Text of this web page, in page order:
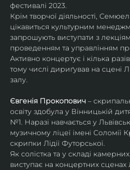
фестивалі 2023.
Крім творчої діяльності,
цікавиться культурним
запрошують виступати з
проведенням та управлінням
Активно концертує і кілька
тому числі дириґував на сцені
залу.
Євгенія Прокопович –
освіту здобула у Вінницькій
№1. Наразі навчається у
музичному ліцеї імені Соломії
скрипки Лідії Футорської.
Як солістка та у складі
виступає на концертних